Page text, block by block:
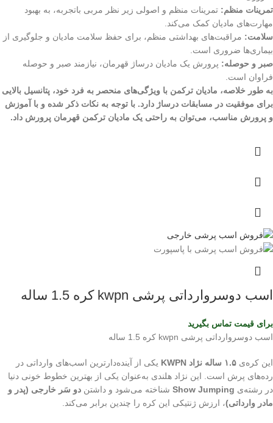
تمرینات منظم: تمرینات منظم و اصولی زیر نظر مربی باتجربه، به بهبود
مهارت‌های مادیان کمک می‌کند.
سلامت: مراقبت‌های بهداشتی منظم، برای حفظ سلامت مادیان و جلوگیری از
بیماری‌ها ضروری است.
صبر و حوصله: پرورش یک مادیان درساژ قهرمان، نیازمند صبر و حوصله
فراوان است.
به طور خلاصه، مادیان ترکمن با ویژگی‌های منحصر به فرد خود، پتانسیل بالایی
برای موفقیت در مسابقات درساژ دارد. با توجه به نکات ذکر شده و با آموزش
و پرورش مناسب، می‌توان به راحتی یک مادیان ترکمن قهرمان پرورش داد.
اسب دوسروارداتی پرشی kwpn کره 1.5 ساله
برای قیمت تماس بگیرید
اسب دوسروارداتی پرشی kwpn کره 1.5 ساله
این کره‌ی ۱.۵ ساله نژاد KWPN
یکی از آینده‌دارترین اسب‌های وارداتی در
رده‌های پرش است. این نژاد هلندی به‌عنوان یکی از بهترین خطوط خونی دنیا
در رشته‌ی Show Jumping شناخته می‌شود و داشتن دو سَر خارجی (پدر و
مادر وارداتی)، ارزش ژنتیکی این کره را چندین برابر می‌کند.